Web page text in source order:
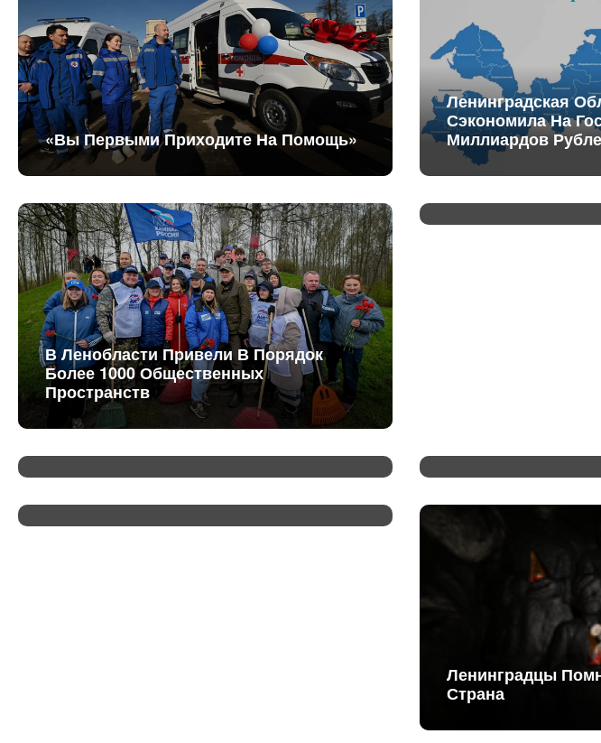
«Вы Первыми Приходите На Помощь»
Ленинградская
Сэкономила На
Миллиардов
В Ленобласти Привели В Порядок
Более 1000 Общественных
Пространств
Ленинградцы
Бюджет-2025: Ленинградская Область
Александр Дрозденко: «Сегодня Мы
Ленинградцы
Страна